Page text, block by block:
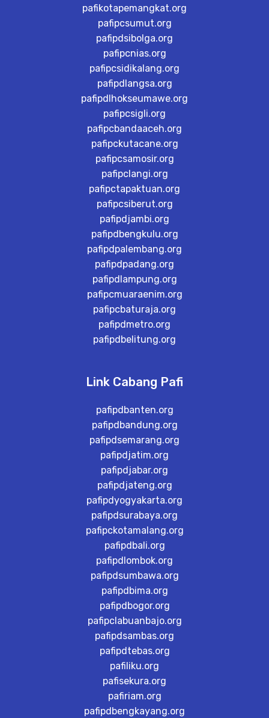
pafikotapemangkat.org
pafipcsumut.org
pafipdsibolga.org
pafipcnias.org
pafipcsidikalang.org
pafipdlangsa.org
pafipdlhokseumawe.org
pafipcsigli.org
pafipcbandaaceh.org
pafipckutacane.org
pafipcsamosir.org
pafipclangi.org
pafipctapaktuan.org
pafipcsiberut.org
pafipdjambi.org
pafipdbengkulu.org
pafipdpalembang.org
pafipdpadang.org
pafipdlampung.org
pafipcmuaraenim.org
pafipcbaturaja.org
pafipdmetro.org
pafipdbelitung.org
Link Cabang Pafi
pafipdbanten.org
pafipdbandung.org
pafipdsemarang.org
pafipdjatim.org
pafipdjabar.org
pafipdjateng.org
pafipdyogyakarta.org
pafipdsurabaya.org
pafipckotamalang.org
pafipdbali.org
pafipdlombok.org
pafipdsumbawa.org
pafipdbima.org
pafipdbogor.org
pafipclabuanbajo.org
pafipdsambas.org
pafipdtebas.org
pafiliku.org
pafisekura.org
pafiriam.org
pafipdbengkayang.org